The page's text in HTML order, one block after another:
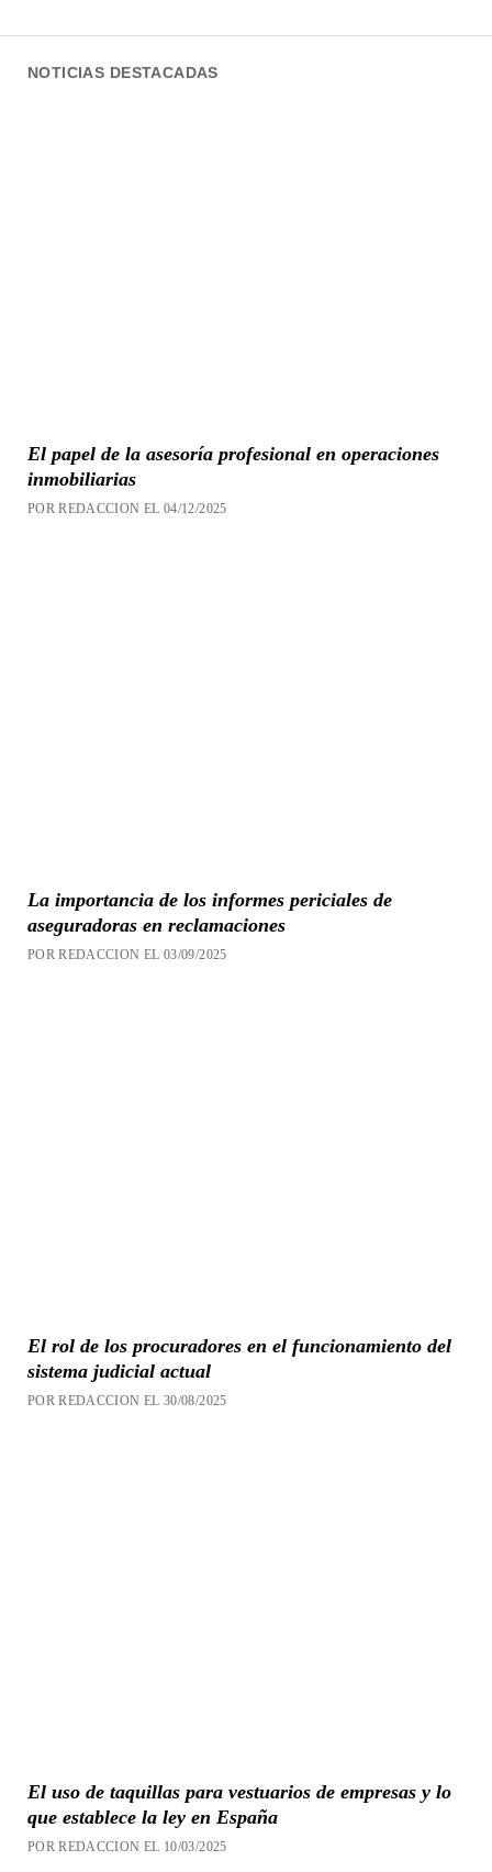
NOTICIAS DESTACADAS
El papel de la asesoría profesional en operaciones
inmobiliarias
POR REDACCION EL 04/12/2025
La importancia de los informes periciales de
aseguradoras en reclamaciones
POR REDACCION EL 03/09/2025
El rol de los procuradores en el funcionamiento del
sistema judicial actual
POR REDACCION EL 30/08/2025
El uso de taquillas para vestuarios de empresas y lo
que establece la ley en España
POR REDACCION EL 10/03/2025